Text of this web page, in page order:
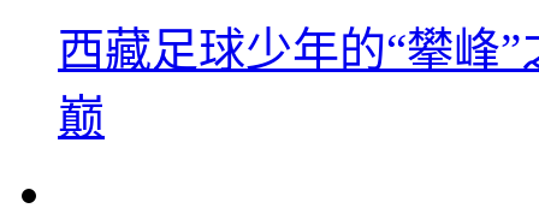
西藏足球少年的“攀峰
巅